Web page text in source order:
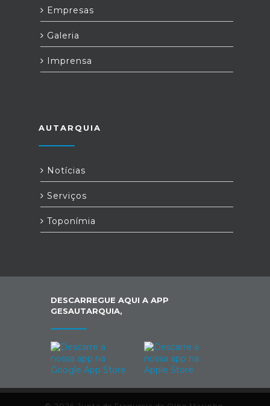
Empresas
Galeria
Imprensa
AUTARQUIA
Notícias
Serviços
Toponímia
DESCARREGUE AQUI A APP
GESAUTARQUIA,